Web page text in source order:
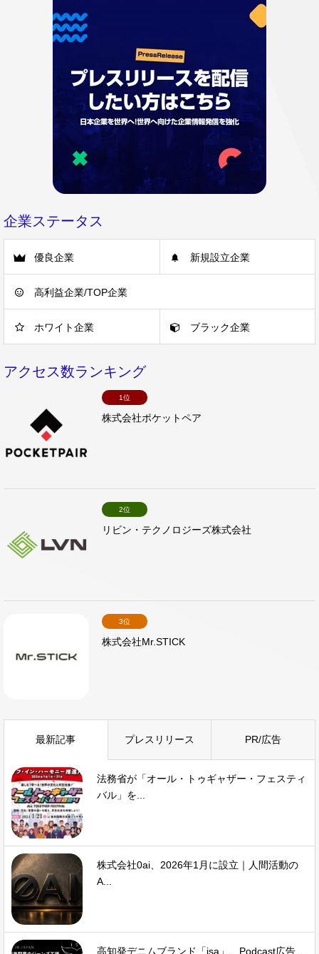
企業ステータス
優良企業 新規設立企業
高利益企業/TOP企業
ホワイト企業 ブラック企業
アクセス数ランキング
1位
株式会社ポケットペア
2位
リビン・テクノロジーズ株式会社
3位
株式会社Mr.STICK
最新記事 プレスリリース PR/広告
法務省が「オール・トゥギャザー・フェスティ
バル」を...
株式会社0ai、2026年1月に設立｜人間活動の
A...
高知発デニムブランド「isa」、Podcast広告...